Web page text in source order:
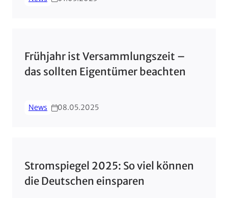
Frühjahr ist Versammlungszeit –
das sollten Eigentümer beachten
News 08.05.2025
Stromspiegel 2025: So viel können
die Deutschen einsparen